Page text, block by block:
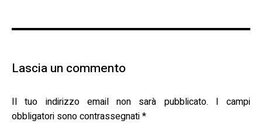
Lascia un commento
Il tuo indirizzo email non sarà pubblicato.
I campi
obbligatori sono contrassegnati*